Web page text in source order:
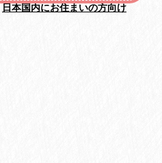
日本国内にお住まいの方向け